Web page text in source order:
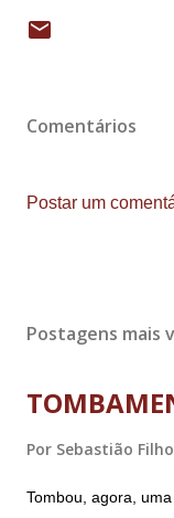
Comentários
Postar um
Postagens mais
Por Sebastião Filho
Tombou, agora,